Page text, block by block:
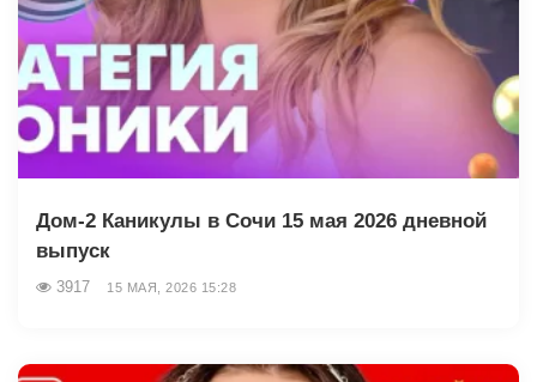
Дом-2 Каникулы в Сочи 15 мая 2026 дневной
выпуск
3917 15 МАЯ, 2026 15:28